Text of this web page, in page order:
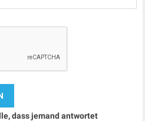
dass jemand antwortet